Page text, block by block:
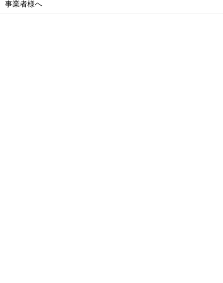
事業者様へ